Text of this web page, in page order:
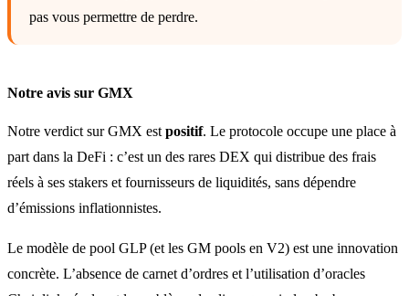
pas vous permettre de perdre.
Notre avis sur GMX
Notre verdict sur GMX est positif. Le protocole occupe une place à
part dans la DeFi : c’est un des rares DEX qui distribue des frais
réels à ses stakers et fournisseurs de liquidités, sans dépendre
d’émissions inflationnistes.
Le modèle de pool GLP (et les GM pools en V2) est une innovation
concrète. L’absence de carnet d’ordres et l’utilisation d’oracles